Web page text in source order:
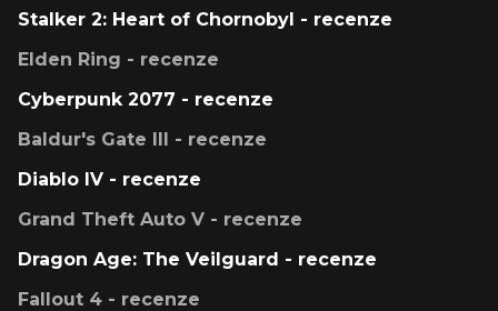
Stalker 2: Heart of Chornobyl - recenze
Elden Ring - recenze
Cyberpunk 2077 - recenze
Baldur's Gate III - recenze
Diablo IV - recenze
Grand Theft Auto V - recenze
Dragon Age: The Veilguard - recenze
Fallout 4 - recenze